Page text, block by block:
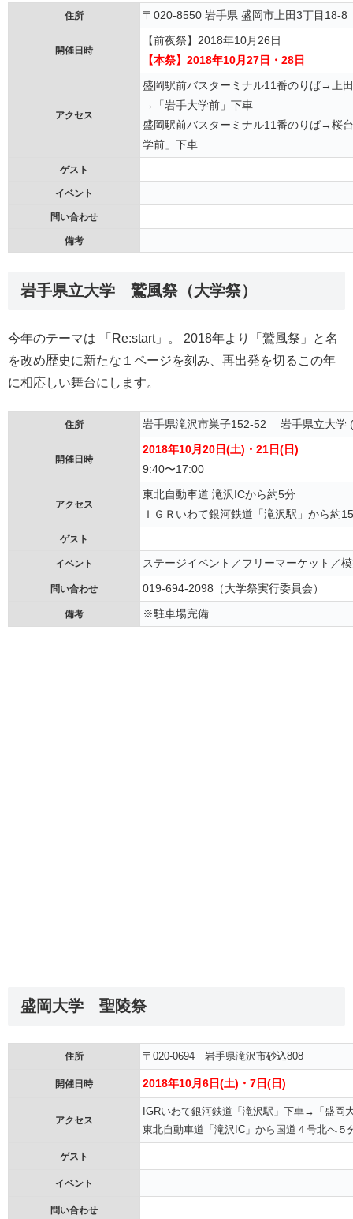
住所 〒020-8550 岩手県 盛岡市上田3丁目18-8
開催日時
【前夜祭】2018年10月26日
【本祭】2018年10月27日・28日
アクセス
盛岡駅前バスターミナル11番のりば→上
→「岩手大学前」下車
盛岡駅前バスターミナル11番のりば→桜
学前」下車
ゲスト
イベント
問い合わせ
備考
岩手県立大学 鷲風祭（大学祭）
今年のテーマは 「Re:start」。 2018年より「鷲風祭」と名
を改め歴史に新たな１ページを刻み、再出発を切るこの年
に相応しい舞台にします。
住所 岩手県滝沢市巣子152-52 岩手県立大学
開催日時
2018年10月20日(土)・21日(日)
9:40〜17:00
アクセス
東北自動車道 滝沢ICから約5分
ＩＧＲいわて銀河鉄道「滝沢駅」から約
ゲスト
イベント ステージイベント／フリーマーケット／
問い合わせ 019-694-2098（大学祭実行委員会）
備考 ※駐車場完備
盛岡大学 聖陵祭
住所 〒020-0694 岩手県滝沢市砂込808
開催日時 2018年10月6日(土)・7日(日)
アクセス
IGRいわて銀河鉄道「滝沢駅」下車→「盛岡
東北自動車道「滝沢IC」から国道４号北へ５
ゲスト
イベント
問い合わせ